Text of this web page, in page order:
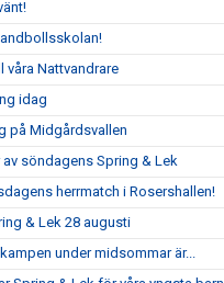
våra Nattvandrare
idag
på Midgårdsvallen
söndagens Spring & Lek
herrmatch i Rosershallen!
& Lek 28 augusti
under midsommar är...